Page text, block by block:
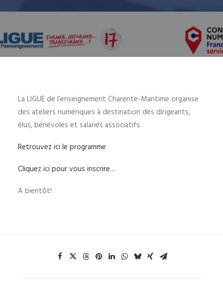
La LIGUE de l’enseignement Charente-Maritime organise
des ateliers numériques à destination des dirigeants,
élus, bénévoles et salariés associatifs.
Retrouvez ici le programme
Cliquez ici pour vous inscrire…
A bientôt!